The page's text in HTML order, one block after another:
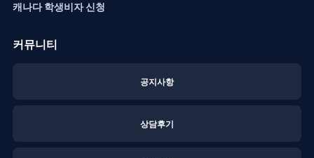
캐나다 학생비자 신청
커뮤니티
공지사항
상담후기